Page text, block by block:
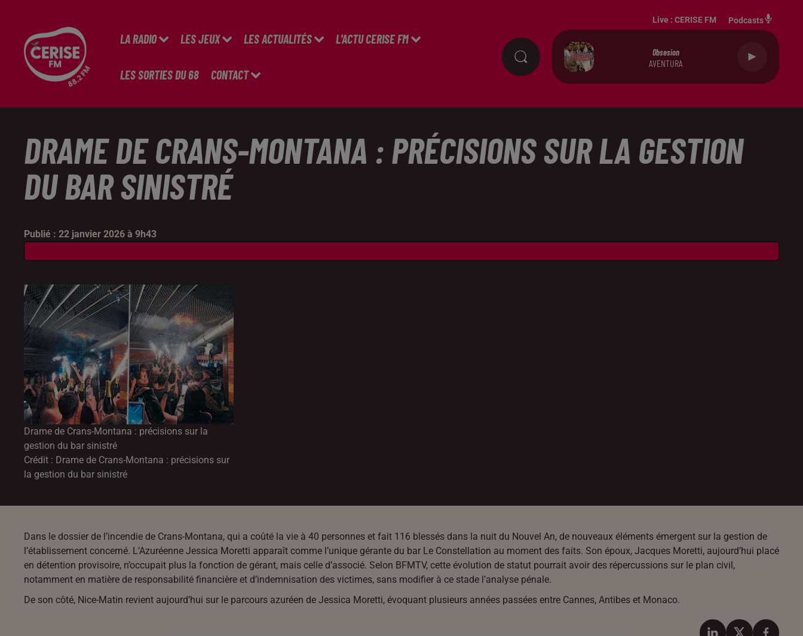
LA RADIO LES JEUX LES ACTUALITÉS L'ACTU CERISE FM
LES SORTIES DU 68 CONTACT
Live : CERISE FM Podcasts
Obsesion
AVENTURA
DRAME DE CRANS-MONTANA : PRÉCISIONS SUR LA GESTION
DU BAR SINISTRÉ
Publié : 22 janvier 2026 à 9h43
Drame de Crans-Montana : précisions sur la
gestion du bar sinistré
Crédit : Drame de Crans-Montana : précisions sur
la gestion du bar sinistré
Dans le dossier de l’incendie de Crans-Montana, qui a coûté la vie à 40 personnes et fait 116 blessés dans la nuit du Nouvel An, de nouveaux éléments émergent sur la gestion de
l’établissement concerné. L’Azuréenne Jessica Moretti apparaît comme l’unique gérante du bar Le Constellation au moment des faits. Son époux, Jacques Moretti, aujourd’hui placé
en détention provisoire, n’occupait plus la fonction de gérant, mais celle d’associé. Selon BFMTV, cette évolution de statut pourrait avoir des répercussions sur le plan civil,
notamment en matière de responsabilité financière et d’indemnisation des victimes, sans modifier à ce stade l’analyse pénale.
De son côté, Nice-Matin revient aujourd’hui sur le parcours azuréen de Jessica Moretti, évoquant plusieurs années passées entre Cannes, Antibes et Monaco.